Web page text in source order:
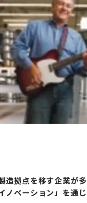
造拠点を移す企業が
ノベーション」を通